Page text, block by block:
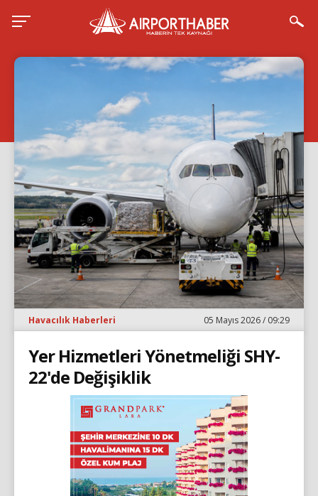
Havacılık Haberleri 05 Mayıs 2026 / 09:29
Yer Hizmetleri Yönetmeliği SHY-
22'de Değişiklik